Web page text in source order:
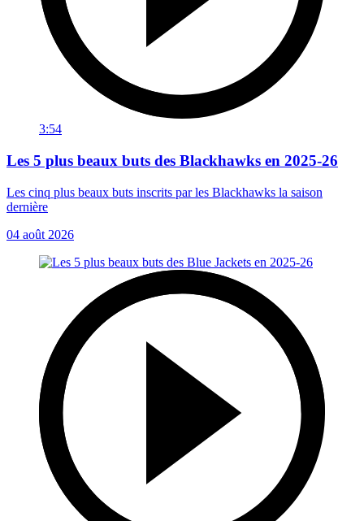
3:54
Les 5 plus beaux buts des Blackhawks en 2025-26
Les cinq plus beaux buts inscrits par les Blackhawks la saison
dernière
04 août 2026